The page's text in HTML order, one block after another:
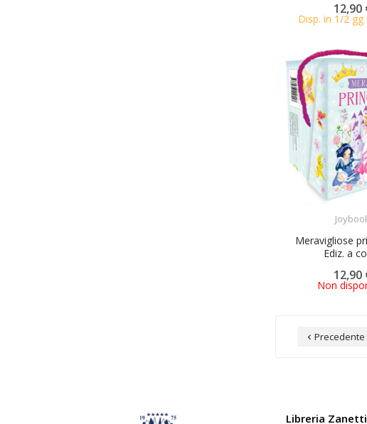
12,90
Disp. in 1/2 gg
Meravigliose
Ediz. a
12,90
Non
 Precedente
Libreria Zanetti